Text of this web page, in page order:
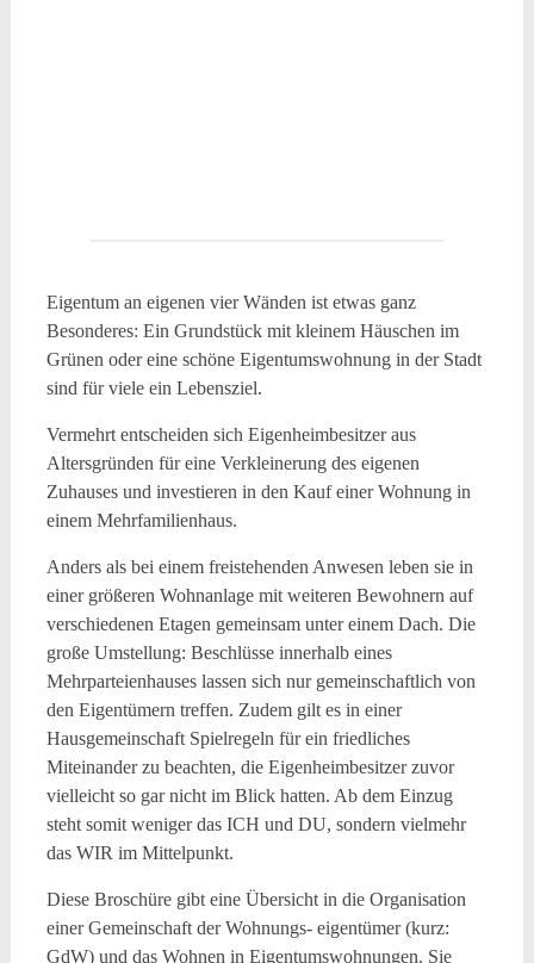
Eigentum an eigenen vier Wänden ist etwas ganz
Besonderes: Ein Grundstück mit kleinem Häuschen im
Grünen oder eine schöne Eigentumswohnung in der Stadt
sind für viele ein Lebensziel.
Vermehrt entscheiden sich Eigenheimbesitzer aus
Altersgründen für eine Verkleinerung des eigenen
Zuhauses und investieren in den Kauf einer Wohnung in
einem Mehrfamilienhaus.
Anders als bei einem freistehenden Anwesen leben sie in
einer größeren Wohnanlage mit weiteren Bewohnern auf
verschiedenen Etagen gemeinsam unter einem Dach. Die
große Umstellung: Beschlüsse innerhalb eines
Mehrparteienhauses lassen sich nur gemeinschaftlich von
den Eigentümern treffen. Zudem gilt es in einer
Hausgemeinschaft Spielregeln für ein friedliches
Miteinander zu beachten, die Eigenheimbesitzer zuvor
vielleicht so gar nicht im Blick hatten. Ab dem Einzug
steht somit weniger das ICH und DU, sondern vielmehr
das WIR im Mittelpunkt.
Diese Broschüre gibt eine Übersicht in die Organisation
einer Gemeinschaft der Wohnungs- eigentümer (kurz:
GdW) und das Wohnen in Eigentumswohnungen. Sie